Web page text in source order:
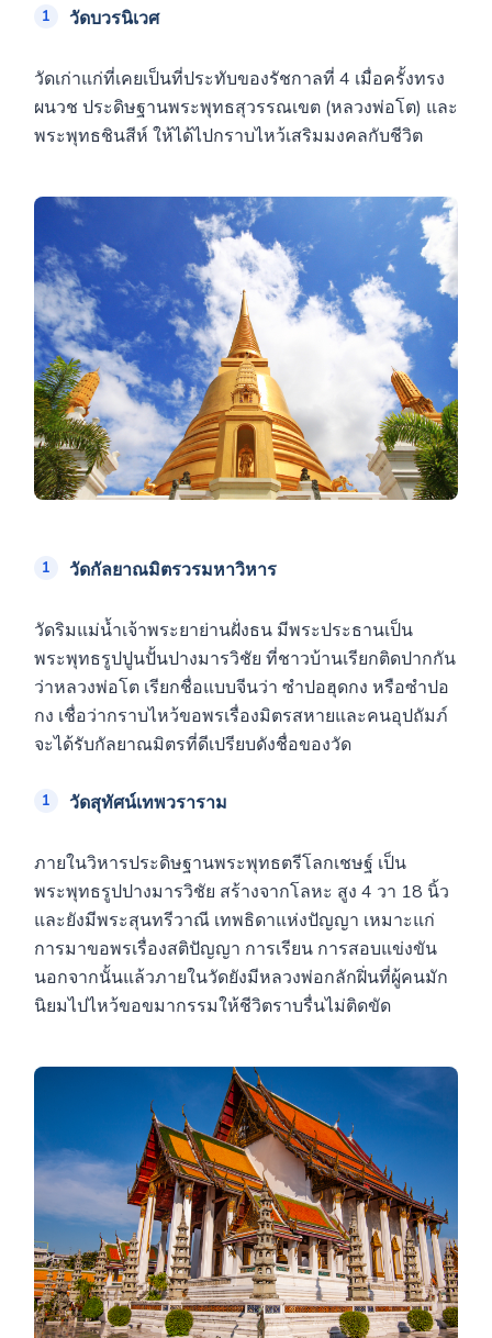
วัดบวรนิเวศ
วัดเก่าแก่ที่เคยเป็นที่ประทับของรัชกาลที่ 4 เมื่อครั้งทรง
ผนวช ประดิษฐานพระพุทธสุวรรณเขต (หลวงพ่อโต) และ
พระพุทธชินสีห์ ให้ได้ไปกราบไหว้เสริมมงคลกับชีวิต
วัดกัลยาณมิตรวรมหาวิหาร
วัดริมแม่น้ำเจ้าพระยาย่านฝั่งธน มีพระประธานเป็น
พระพุทธรูปปูนปั้นปางมารวิชัย ที่ชาวบ้านเรียกติดปากกัน
ว่าหลวงพ่อโต เรียกชื่อแบบจีนว่า ซำปอฮุดกง หรือซำปอ
กง เชื่อว่ากราบไหว้ขอพรเรื่องมิตรสหายและคนอุปถัมภ์
จะได้รับกัลยาณมิตรที่ดีเปรียบดังชื่อของวัด
วัดสุทัศน์เทพวราราม
ภายในวิหารประดิษฐานพระพุทธตรีโลกเชษฐ์ เป็น
พระพุทธรูปปางมารวิชัย สร้างจากโลหะ สูง 4 วา 18 นิ้ว
และยังมีพระสุนทรีวาณี เทพธิดาแห่งปัญญา เหมาะแก่
การมาขอพรเรื่องสติปัญญา การเรียน การสอบแข่งขัน
นอกจากนั้นแล้วภายในวัดยังมีหลวงพ่อกลักฝิ่นที่ผู้คนมัก
นิยมไปไหว้ขอขมากรรมให้ชีวิตราบรื่นไม่ติดขัด